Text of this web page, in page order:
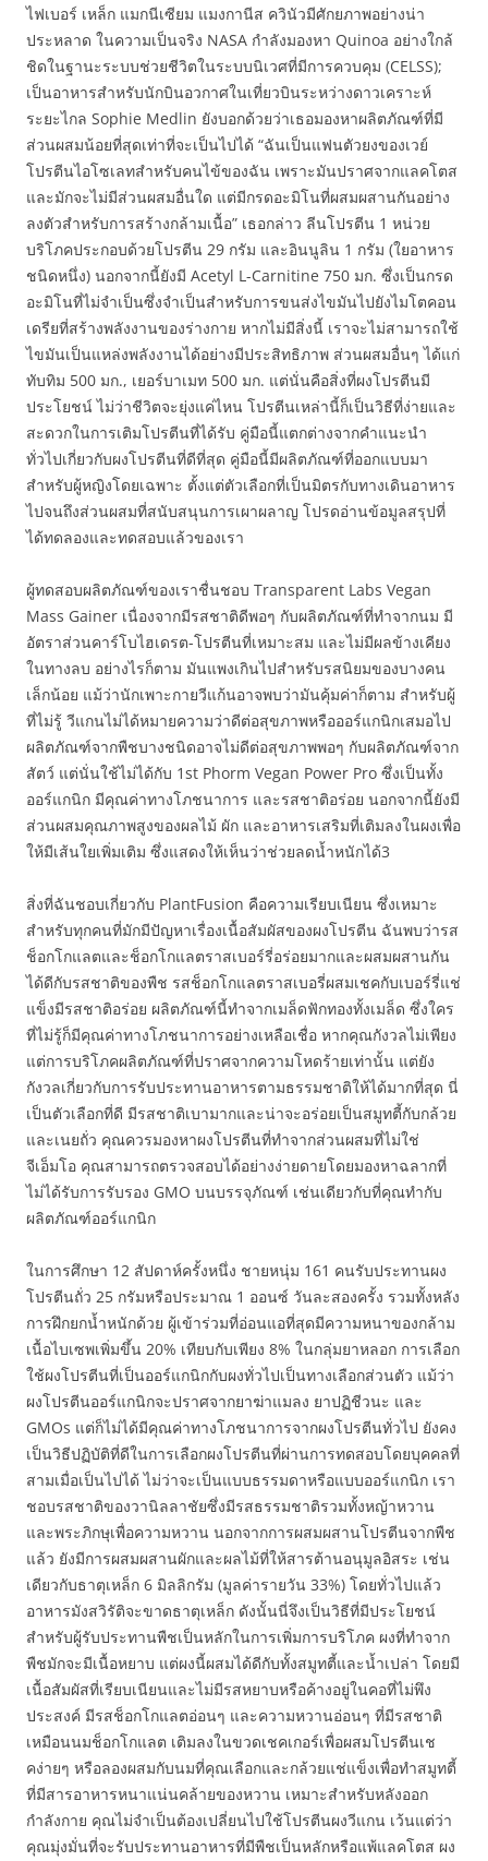
ไฟเบอร์ เหล็ก แมกนีเซียม แมงกานีส ควินัวมีศักยภาพอย่างน่า
ประหลาด ในความเป็นจริง NASA กำลังมองหา Quinoa อย่างใกล้
ชิดในฐานะระบบช่วยชีวิตในระบบนิเวศที่มีการควบคุม (CELSS);
เป็นอาหารสำหรับนักบินอวกาศในเที่ยวบินระหว่างดาวเคราะห์
ระยะไกล Sophie Medlin ยังบอกด้วยว่าเธอมองหาผลิตภัณฑ์ที่มี
ส่วนผสมน้อยที่สุดเท่าที่จะเป็นไปได้ “ฉันเป็นแฟนตัวยงของเวย์
โปรตีนไอโซเลทสำหรับคนไข้ของฉัน เพราะมันปราศจากแลคโตส
และมักจะไม่มีส่วนผสมอื่นใด แต่มีกรดอะมิโนที่ผสมผสานกันอย่าง
ลงตัวสำหรับการสร้างกล้ามเนื้อ” เธอกล่าว ลีนโปรตีน 1 หน่วย
บริโภคประกอบด้วยโปรตีน 29 กรัม และอินนูลิน 1 กรัม (ใยอาหาร
ชนิดหนึ่ง) นอกจากนี้ยังมี Acetyl L-Carnitine 750 มก. ซึ่งเป็นกรด
อะมิโนที่ไม่จำเป็นซึ่งจำเป็นสำหรับการขนส่งไขมันไปยังไมโตคอน
เดรียที่สร้างพลังงานของร่างกาย หากไม่มีสิ่งนี้ เราจะไม่สามารถใช้
ไขมันเป็นแหล่งพลังงานได้อย่างมีประสิทธิภาพ ส่วนผสมอื่นๆ ได้แก่
ทับทิม 500 มก., เยอร์บาเมท 500 มก. แต่นั่นคือสิ่งที่ผงโปรตีนมี
ประโยชน์ ไม่ว่าชีวิตจะยุ่งแค่ไหน โปรตีนเหล่านี้ก็เป็นวิธีที่ง่ายและ
สะดวกในการเติมโปรตีนที่ได้รับ คู่มือนี้แตกต่างจากคำแนะนำ
ทั่วไปเกี่ยวกับผงโปรตีนที่ดีที่สุด คู่มือนี้มีผลิตภัณฑ์ที่ออกแบบมา
สำหรับผู้หญิงโดยเฉพาะ ตั้งแต่ตัวเลือกที่เป็นมิตรกับทางเดินอาหาร
ไปจนถึงส่วนผสมที่สนับสนุนการเผาผลาญ โปรดอ่านข้อมูลสรุปที่
ได้ทดลองและทดสอบแล้วของเรา
ผู้ทดสอบผลิตภัณฑ์ของเราชื่นชอบ Transparent Labs Vegan
Mass Gainer เนื่องจากมีรสชาติดีพอๆ กับผลิตภัณฑ์ที่ทำจากนม มี
อัตราส่วนคาร์โบไฮเดรต-โปรตีนที่เหมาะสม และไม่มีผลข้างเคียง
ในทางลบ อย่างไรก็ตาม มันแพงเกินไปสำหรับรสนิยมของบางคน
เล็กน้อย แม้ว่านักเพาะกายวีแก้นอาจพบว่ามันคุ้มค่าก็ตาม สำหรับผู้
ที่ไม่รู้ วีแกนไม่ได้หมายความว่าดีต่อสุขภาพหรือออร์แกนิกเสมอไป
ผลิตภัณฑ์จากพืชบางชนิดอาจไม่ดีต่อสุขภาพพอๆ กับผลิตภัณฑ์จาก
สัตว์ แต่นั่นใช้ไม่ได้กับ 1st Phorm Vegan Power Pro ซึ่งเป็นทั้ง
ออร์แกนิก มีคุณค่าทางโภชนาการ และรสชาติอร่อย นอกจากนี้ยังมี
ส่วนผสมคุณภาพสูงของผลไม้ ผัก และอาหารเสริมที่เติมลงในผงเพื่อ
ให้มีเส้นใยเพิ่มเติม ซึ่งแสดงให้เห็นว่าช่วยลดน้ำหนักได้3
สิ่งที่ฉันชอบเกี่ยวกับ PlantFusion คือความเรียบเนียน ซึ่งเหมาะ
สำหรับทุกคนที่มักมีปัญหาเรื่องเนื้อสัมผัสของผงโปรตีน ฉันพบว่ารส
ช็อกโกแลตและช็อกโกแลตราสเบอร์รี่อร่อยมากและผสมผสานกัน
ได้ดีกับรสชาติของพืช รสช็อกโกแลตราสเบอรี่ผสมเชคกับเบอร์รี่แช่
แข็งมีรสชาติอร่อย ผลิตภัณฑ์นี้ทำจากเมล็ดฟักทองทั้งเมล็ด ซึ่งใคร
ที่ไม่รู้ก็มีคุณค่าทางโภชนาการอย่างเหลือเชื่อ หากคุณกังวลไม่เพียง
แต่การบริโภคผลิตภัณฑ์ที่ปราศจากความโหดร้ายเท่านั้น แต่ยัง
กังวลเกี่ยวกับการรับประทานอาหารตามธรรมชาติให้ได้มากที่สุด นี่
เป็นตัวเลือกที่ดี มีรสชาติเบามากและน่าจะอร่อยเป็นสมูทตี้กับกล้วย
และเนยถั่ว คุณควรมองหาผงโปรตีนที่ทำจากส่วนผสมที่ไม่ใช่
จีเอ็มโอ คุณสามารถตรวจสอบได้อย่างง่ายดายโดยมองหาฉลากที่
ไม่ได้รับการรับรอง GMO บนบรรจุภัณฑ์ เช่นเดียวกับที่คุณทำกับ
ผลิตภัณฑ์ออร์แกนิก
ในการศึกษา 12 สัปดาห์ครั้งหนึ่ง ชายหนุ่ม 161 คนรับประทานผง
โปรตีนถั่ว 25 กรัมหรือประมาณ 1 ออนซ์ วันละสองครั้ง รวมทั้งหลัง
การฝึกยกน้ำหนักด้วย ผู้เข้าร่วมที่อ่อนแอที่สุดมีความหนาของกล้าม
เนื้อไบเซพเพิ่มขึ้น 20% เทียบกับเพียง 8% ในกลุ่มยาหลอก การเลือก
ใช้ผงโปรตีนที่เป็นออร์แกนิกกับผงทั่วไปเป็นทางเลือกส่วนตัว แม้ว่า
ผงโปรตีนออร์แกนิกจะปราศจากยาฆ่าแมลง ยาปฏิชีวนะ และ
GMOs แต่ก็ไม่ได้มีคุณค่าทางโภชนาการจากผงโปรตีนทั่วไป ยังคง
เป็นวิธีปฏิบัติที่ดีในการเลือกผงโปรตีนที่ผ่านการทดสอบโดยบุคคลที่
สามเมื่อเป็นไปได้ ไม่ว่าจะเป็นแบบธรรมดาหรือแบบออร์แกนิก เรา
ชอบรสชาติของวานิลลาชัยซึ่งมีรสธรรมชาติรวมทั้งหญ้าหวาน
และพระภิกษุเพื่อความหวาน นอกจากการผสมผสานโปรตีนจากพืช
แล้ว ยังมีการผสมผสานผักและผลไม้ที่ให้สารต้านอนุมูลอิสระ เช่น
เดียวกับธาตุเหล็ก 6 มิลลิกรัม (มูลค่ารายวัน 33%) โดยทั่วไปแล้ว
อาหารมังสวิรัติจะขาดธาตุเหล็ก ดังนั้นนี่จึงเป็นวิธีที่มีประโยชน์
สำหรับผู้รับประทานพืชเป็นหลักในการเพิ่มการบริโภค ผงที่ทำจาก
พืชมักจะมีเนื้อหยาบ แต่ผงนี้ผสมได้ดีกับทั้งสมูทตี้และน้ำเปล่า โดยมี
เนื้อสัมผัสที่เรียบเนียนและไม่มีรสหยาบหรือค้างอยู่ในคอที่ไม่พึง
ประสงค์ มีรสช็อกโกแลตอ่อนๆ และความหวานอ่อนๆ ที่มีรสชาติ
เหมือนนมช็อกโกแลต เติมลงในขวดเชคเกอร์เพื่อผสมโปรตีนเช
คง่ายๆ หรือลองผสมกับนมที่คุณเลือกและกล้วยแช่แข็งเพื่อทำสมูทตี้
ที่มีสารอาหารหนาแน่นคล้ายของหวาน เหมาะสำหรับหลังออก
กำลังกาย คุณไม่จำเป็นต้องเปลี่ยนไปใช้โปรตีนผงวีแกน เว้นแต่ว่า
คุณมุ่งมั่นที่จะรับประทานอาหารที่มีพืชเป็นหลักหรือแพ้แลคโตส ผง